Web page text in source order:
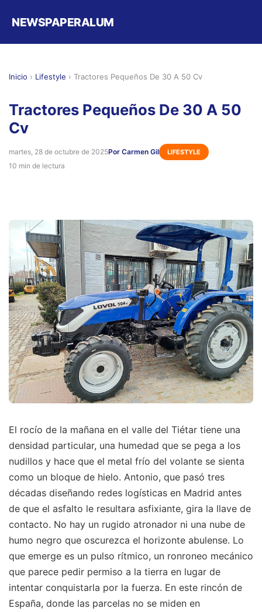
NEWSPAPERALUM
Inicio › Lifestyle › Tractores Pequeños De 30 A 50 Cv
Tractores Pequeños De 30 A 50
Cv
martes, 28 de octubre de 2025Por Carmen Gil LIFESTYLE
10 min de lectura
El rocío de la mañana en el valle del Tiétar tiene una
densidad particular, una humedad que se pega a los
nudillos y hace que el metal frío del volante se sienta
como un bloque de hielo. Antonio, que pasó tres
décadas diseñando redes logísticas en Madrid antes
de que el asfalto le resultara asfixiante, gira la llave de
contacto. No hay un rugido atronador ni una nube de
humo negro que oscurezca el horizonte abulense. Lo
que emerge es un pulso rítmico, un ronroneo mecánico
que parece pedir permiso a la tierra en lugar de
intentar conquistarla por la fuerza. En este rincón de
España, donde las parcelas no se miden en